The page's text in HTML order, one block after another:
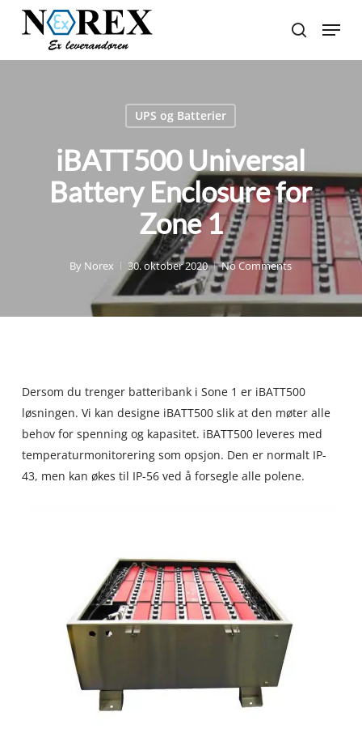
search
Menu
UPS og Batterier
iBATT500 Universal
Battery Enclosure for
Zone 1
By Norex 30. oktober 2020 No Comments
Dersom du trenger batteribank i Sone 1 er iBATT500
løsningen. Vi kan designe iBATT500 slik at den møter alle
behov for spenning og kapasitet. iBATT500 leveres med
temperaturmonitorering som opsjon. Den er normalt IP-
43, men kan økes til IP-56 ved å forsegle alle polene.